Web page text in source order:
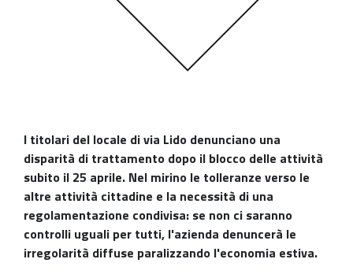
I titolari del locale di via Lido denunciano una
disparità di trattamento dopo il blocco delle attività
subito il 25 aprile. Nel mirino le tolleranze verso le
altre attività cittadine e la necessità di una
regolamentazione condivisa: se non ci saranno
controlli uguali per tutti, l'azienda denuncerà le
irregolarità diffuse paralizzando l'economia estiva.